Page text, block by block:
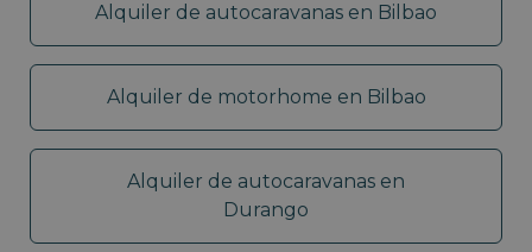
Alquiler de autocaravanas en Bilbao
Alquiler de motorhome en Bilbao
Alquiler de autocaravanas en
Durango